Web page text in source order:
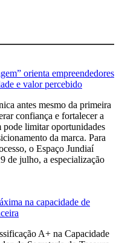
orienta empreendedores
e valor percebido
antes mesmo da primeira
confiança e fortalecer a
pode limitar oportunidades
da marca. Para
o Espaço Jundiaí
de julho, a especialização
na capacidade de
A+ na Capacidade